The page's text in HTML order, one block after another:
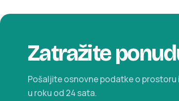
Zatražite
Pošaljite osnovne podatke o
u roku od 24 sata.